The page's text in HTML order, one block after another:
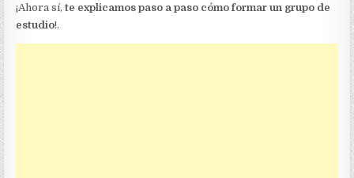
¡Ahora sí,te explicamos paso a paso cómo formar un grupo de
estudio!.